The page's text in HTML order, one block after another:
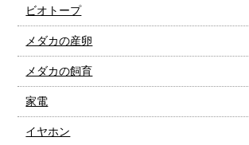
ビオトープ
メダカの産卵
メダカの飼育
家電
イヤホン